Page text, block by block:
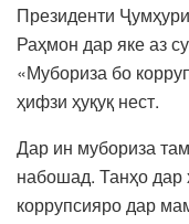
Президенти
Раҳмон дар яке аз
«Мубориза бо
ҳифзи ҳуқуқ нест.
Дар ин мубориза
набошад. Танҳо дар
коррупсияро дар